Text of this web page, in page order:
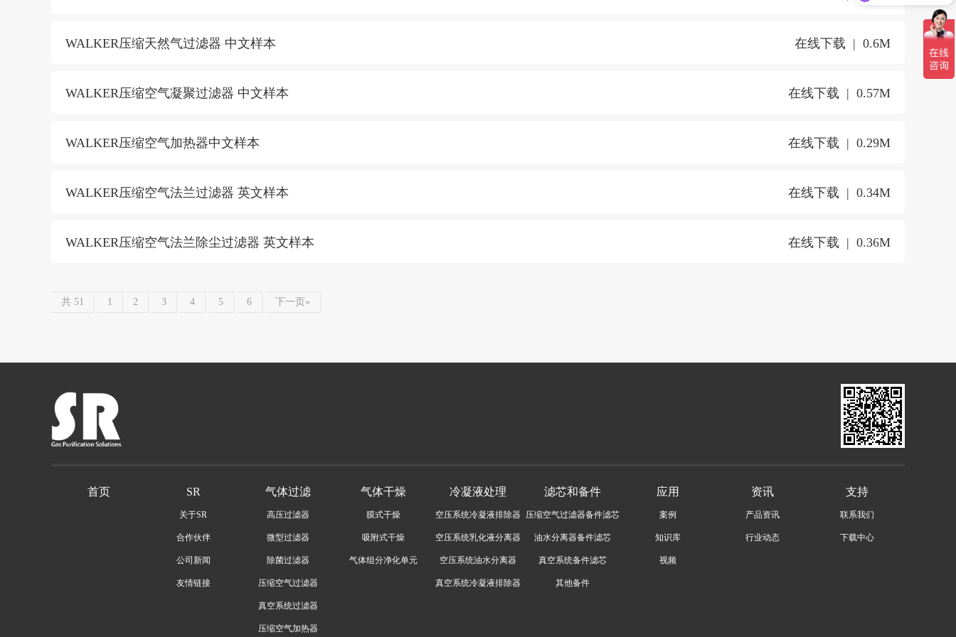
WALKER压缩天然气过滤器 中文样本 在线下载 0.6M
WALKER压缩空气凝聚过滤器 中文样本 在线下载 0.57M
WALKER压缩空气加热器中文样本 在线下载 0.29M
WALKER压缩空气法兰过滤器 英文样本 在线下载 0.34M
WALKER压缩空气法兰除尘过滤器 英文样本 在线下载 0.36M
共 51 1 2 3 4 5 6 下一页»
首页 SR
关于SR
合作伙伴
公司新闻
友情链接
气体过滤
高压过滤器
微型过滤器
除菌过滤器
压缩空气过滤器
真空系统过滤器
压缩空气加热器
气体干燥
膜式干燥
吸附式干燥
气体组分净化单元
冷凝液处理
空压系统冷凝液排除器
空压系统乳化液分离器
空压系统油水分离器
真空系统冷凝液排除器
滤芯和备件
压缩空气过滤器备件滤芯
油水分离器备件滤芯
真空系统备件滤芯
其他备件
应用
案例
知识库
视频
资讯
产品资讯
行业动态
支持
联系我们
下载中心